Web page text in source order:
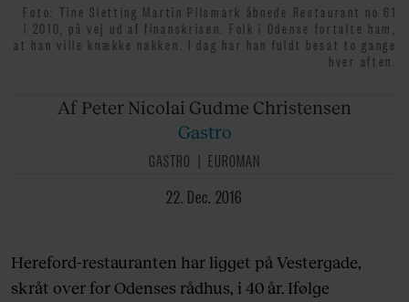
Foto: Tine Sletting Martin Pilsmark åbnede Restaurant no 61
i 2010, på vej ud af finanskrisen. Folk i Odense fortalte ham,
at han ville knække nakken. I dag har han fuldt besat to gange
hver aften.
Af Peter Nicolai Gudme Christensen
Gastro
GASTRO
EUROMAN
22. Dec. 2016
Hereford-restauranten har ligget på Vestergade,
skråt over for Odenses rådhus, i 40 år. Ifølge